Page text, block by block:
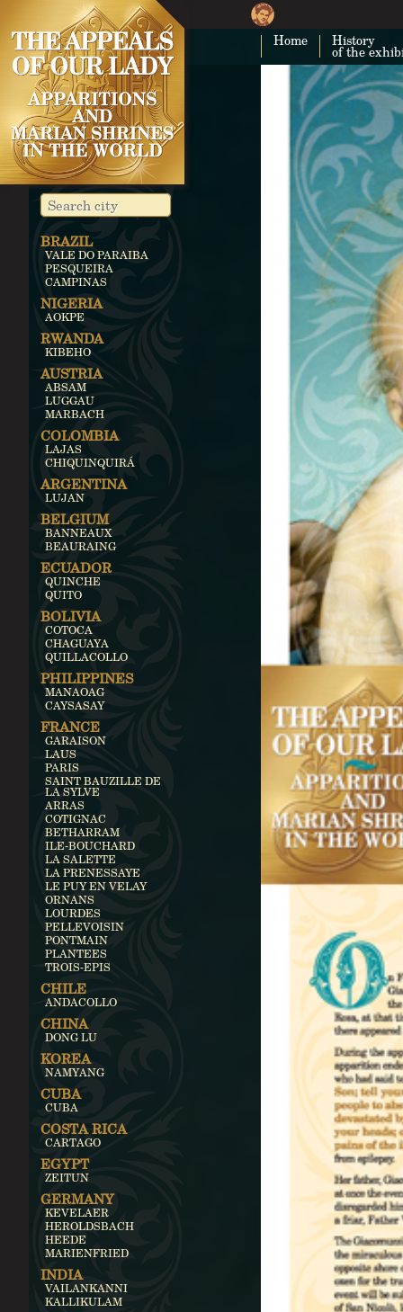
Home History
of the
BRAZIL
VALE DO PARAIBA
PESQUEIRA
CAMPINAS
NIGERIA
AOKPE
RWANDA
KIBEHO
AUSTRIA
ABSAM
LUGGAU
MARBACH
COLOMBIA
LAJAS
CHIQUINQUIRÁ
ARGENTINA
LUJAN
BELGIUM
BANNEAUX
BEAURAING
ECUADOR
QUINCHE
QUITO
BOLIVIA
COTOCA
CHAGUAYA
QUILLACOLLO
PHILIPPINES
MANAOAG
CAYSASAY
FRANCE
GARAISON
LAUS
PARIS
SAINT BAUZILLE DE
LA SYLVE
ARRAS
COTIGNAC
BETHARRAM
ILE-BOUCHARD
LA SALETTE
LA PRENESSAYE
LE PUY EN VELAY
ORNANS
LOURDES
PELLEVOISIN
PONTMAIN
PLANTEES
TROIS-EPIS
CHILE
ANDACOLLO
CHINA
DONG LU
KOREA
NAMYANG
CUBA
CUBA
COSTA RICA
CARTAGO
EGYPT
ZEITUN
GERMANY
KEVELAER
HEROLDSBACH
HEEDE
MARIENFRIED
INDIA
VAILANKANNI
KALLIKULAM